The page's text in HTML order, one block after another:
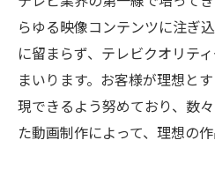
らゆる映像コンテンツに注ぎ
に留まらず、テレビクオリテ
まいります。お客様が理想と
現できるよう努めており、数
た動画制作によって、理想の